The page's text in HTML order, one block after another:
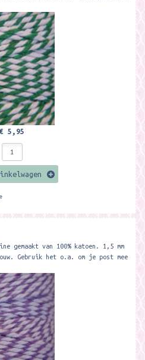
€ 5,95
gemaakt van 100% katoen. 1,5 mm
Gebruik het o.a. om je post mee